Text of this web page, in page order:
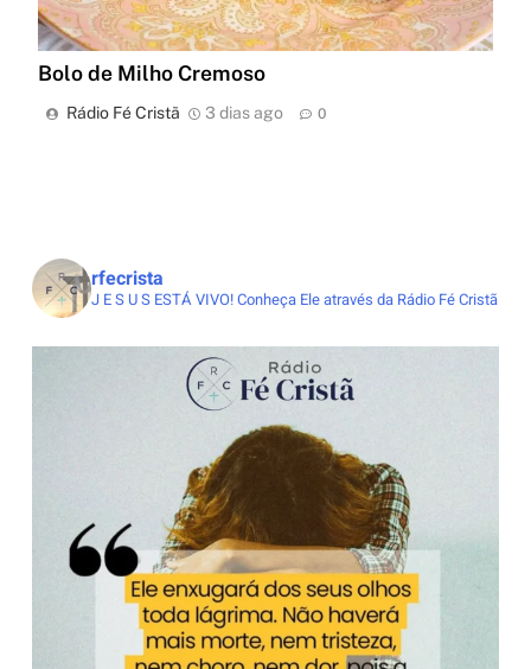
Bolo de Milho Cremoso
Rádio Fé Cristã 3 dias ago 0
rfecrista
J E S U S ESTÁ VIVO!Conheça Ele através da Rádio Fé Cristã